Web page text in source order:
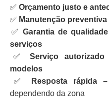
✅ Orçamento justo e
✅ Manutenção
✅Garantia de
serviços
✅Serviço
modelos
✅
Resposta rápida
dependendo da zona